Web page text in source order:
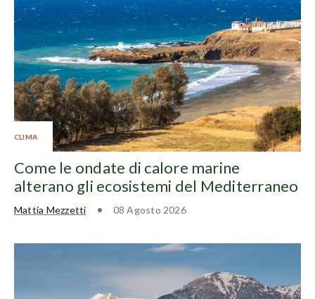
CLIMA
Come le ondate di calore marine
alterano gli ecosistemi del Mediterraneo
Mattia Mezzetti 08 Agosto 2026